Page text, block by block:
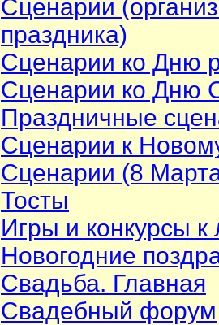
Сценарии
праздника)
Сценарии ко Дню
Сценарии ко Дню
Праздничные
Сценарии к
Сценарии (8
Тосты
Игры и конкурсы
Новогодние
Свадьба. Главная
Свадебный форум